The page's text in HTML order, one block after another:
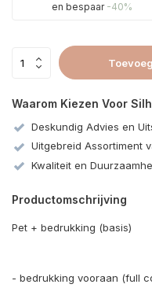
en bespaar -40%
Waarom Kiezen Voor
Deskundig Advies en
Uitgebreid Assortiment
Kwaliteit en
Productomschrijving
Pet + bedrukking (basis)
- bedrukking vooraan (full